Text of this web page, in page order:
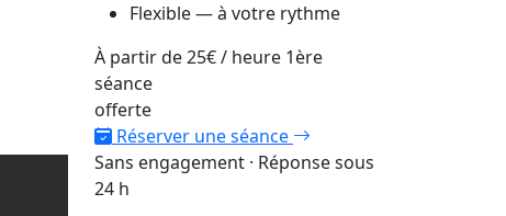
Flexible — à votre rythme
À partir de25€/ heure 1ère
séance
offerte
Réserver une séance
Sans engagement · Réponse sous
24 h